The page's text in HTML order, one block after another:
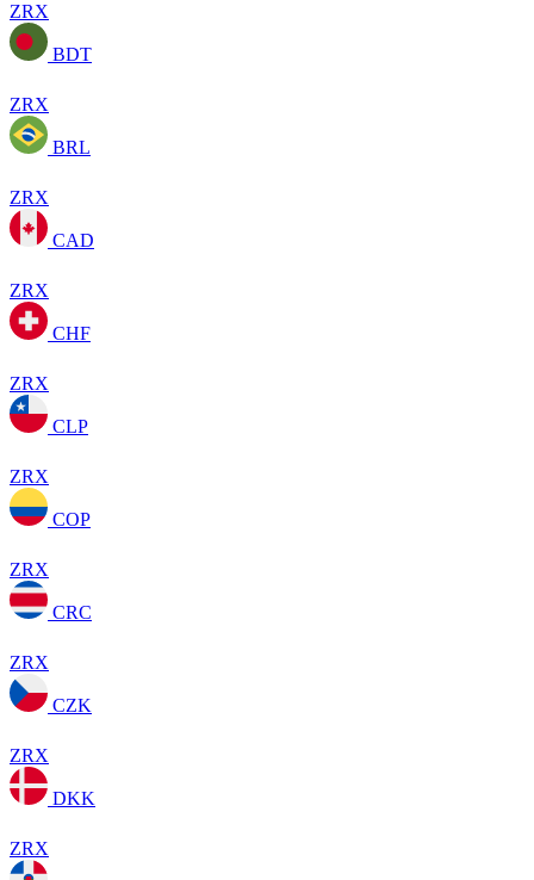
ZRX
BDT
ZRX
BRL
ZRX
CAD
ZRX
CHF
ZRX
CLP
ZRX
COP
ZRX
CRC
ZRX
CZK
ZRX
DKK
ZRX